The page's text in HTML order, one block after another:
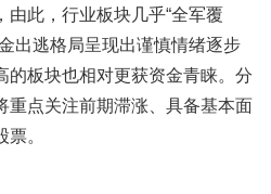
此，行业板块几乎“全军覆
出逃格局呈现出谨慎情绪逐步
的板块也相对更获资金青睐。分
重点关注前期滞涨、具备基本面
。